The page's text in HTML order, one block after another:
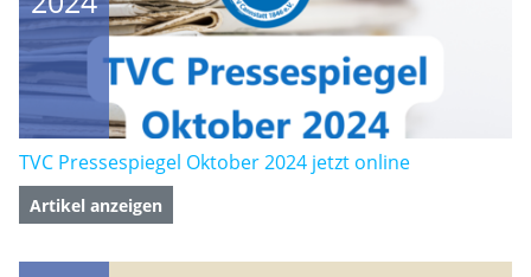
Artikel anzeigen